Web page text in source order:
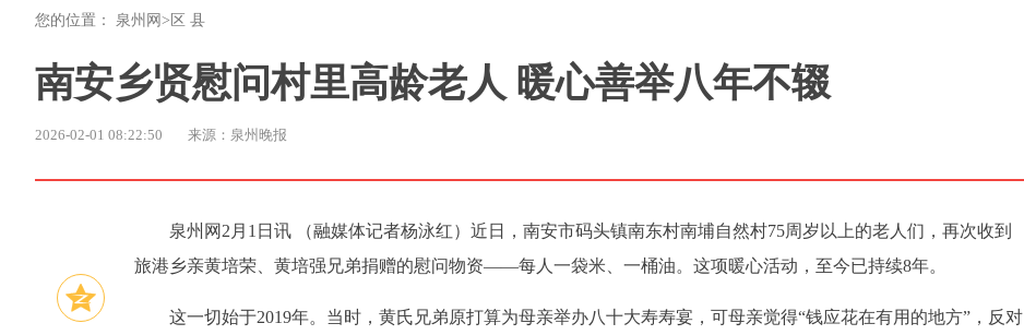
您的位置： 泉州网 > 区 县
南安乡贤​慰问村里高龄老人 暖心善举八年不辍
2026-02-01 08:22:50 来源：泉州晚报
泉州网2月1日讯 （融媒体记者杨泳红）近日，南安市码头镇南东村南埔自然村75周岁以上的老人们，再次收到
旅港乡亲黄培荣、黄培强兄弟捐赠的慰问物资——每人一袋米、一桶油。这项暖心活动，至今已持续8年。
这一切始于2019年。当时，黄氏兄弟原打算为母亲举办八十大寿寿宴，可母亲觉得“钱应花在有用的地方”，反对